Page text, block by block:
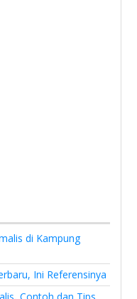
di Kampung
Ini Referensinya